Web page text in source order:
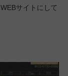
サイトにして